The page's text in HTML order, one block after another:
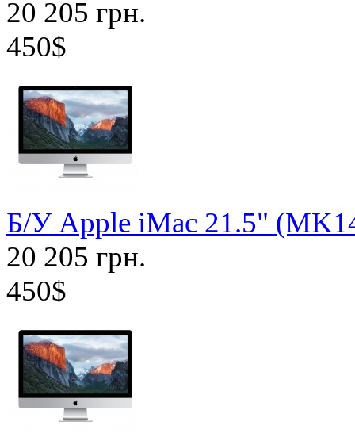
20 205 грн.
450$
Б/У Apple iMac 21.5"
20 205 грн.
450$